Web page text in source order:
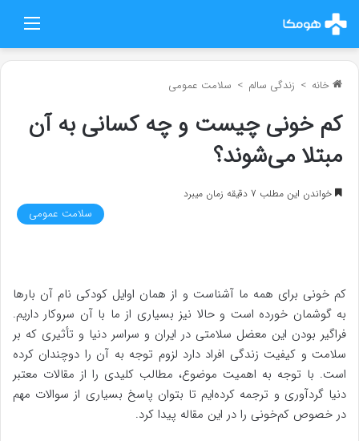
خانه > زندگی سالم > سلامت عمومی
کم خونی چیست و چه کسانی به آن
مبتلا می‌شوند؟
خواندن این مطلب 7 دقیقه زمان میبرد
سلامت عمومی
کم خونی برای همه ما آشناست و از همان اوایل کودکی نام آن بارها
به گوشمان خورده است و حالا نیز بسیاری از ما با آن سروکار داریم.
فراگیر بودن این معضل سلامتی در ایران و سراسر دنیا و تأثیری که بر
سلامت و کیفیت زندگی افراد دارد لزوم توجه به آن را دوچندان کرده
است. با توجه به اهمیت موضوع، مطالب کلیدی را از مقالات معتبر
دنیا گردآوری و ترجمه کرده‌ایم تا بتوان پاسخ بسیاری از سوالات مهم
در خصوص کم‌خونی را در این مقاله پیدا کرد.